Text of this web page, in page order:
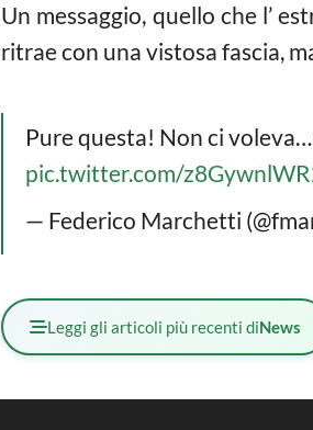
Un messaggio, quello che l’
ritrae con una vistosa fascia,
Pure questa! Non ci
pic.twitter.com/
— Federico Marchetti
Leggi gli articoli più recenti diNews